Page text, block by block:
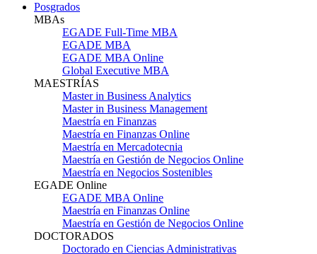
Posgrados
MBAs
EGADE Full-Time MBA
EGADE MBA
EGADE MBA Online
Global Executive MBA
MAESTRÍAS
Master in Business Analytics
Master in Business Management
Maestría en Finanzas
Maestría en Finanzas Online
Maestría en Mercadotecnia
Maestría en Gestión de Negocios Online
Maestría en Negocios Sostenibles
EGADE Online
EGADE MBA Online
Maestría en Finanzas Online
Maestría en Gestión de Negocios Online
DOCTORADOS
Doctorado en Ciencias Administrativas